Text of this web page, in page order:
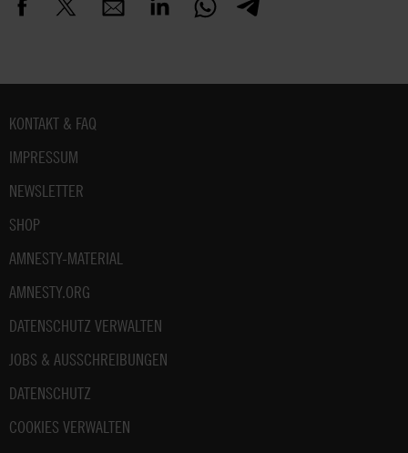
Fußbereich
KONTAKT & FAQ
IMPRESSUM
NEWSLETTER
SHOP
AMNESTY-MATERIAL
AMNESTY.ORG
DATENSCHUTZ VERWALTEN
JOBS & AUSSCHREIBUNGEN
DATENSCHUTZ
COOKIES VERWALTEN